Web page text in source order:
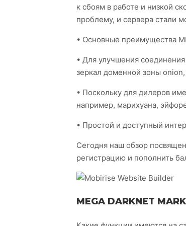
к сбоям в работе и низкой
проблему, и сервера стали
• Основные преимущества
• Для улучшения
зеркал доменной зоны
• Поскольку для дилеров
например, марихуана,
• Простой и доступный
Сегодня наш обзор
регистрацию и пополнить
MEGA DARKNET